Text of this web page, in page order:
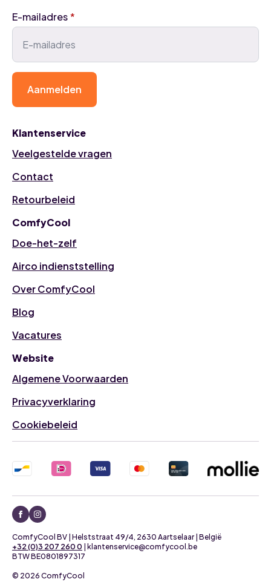
Klantenservice
Veelgestelde vragen
Contact
Retourbeleid
ComfyCool
Doe-het-zelf
Airco indienststelling
Over ComfyCool
Blog
Vacatures
Website
Algemene Voorwaarden
Privacyverklaring
Cookiebeleid
E-mailadres*
Aanmelden
© 2026 ComfyCool
+32 (0)3 207 260 0 | klantenservice@comfycool.be
BTW BE0801897317
ComfyCool BV | Helststraat 49/4, 2630 Aartselaar | België